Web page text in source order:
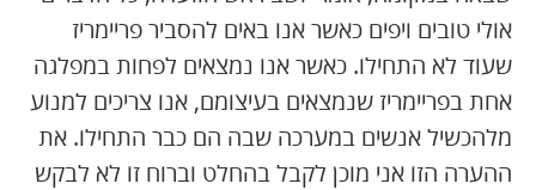
אולי טובים ויפים כאשר אנו באים להסביר פריימריז
שעוד לא התחילו. כאשר אנו נמצאים לפחות במפלגה
אחת בפריימריז שנמצאים בעיצומם, אנו צריכים למנוע
מלהכשיל אנשים במערכה שבה הם כבר התחילו. את
ההערה הזו אני מוכן לקבל בהחלט וברוח זו לא לבקש